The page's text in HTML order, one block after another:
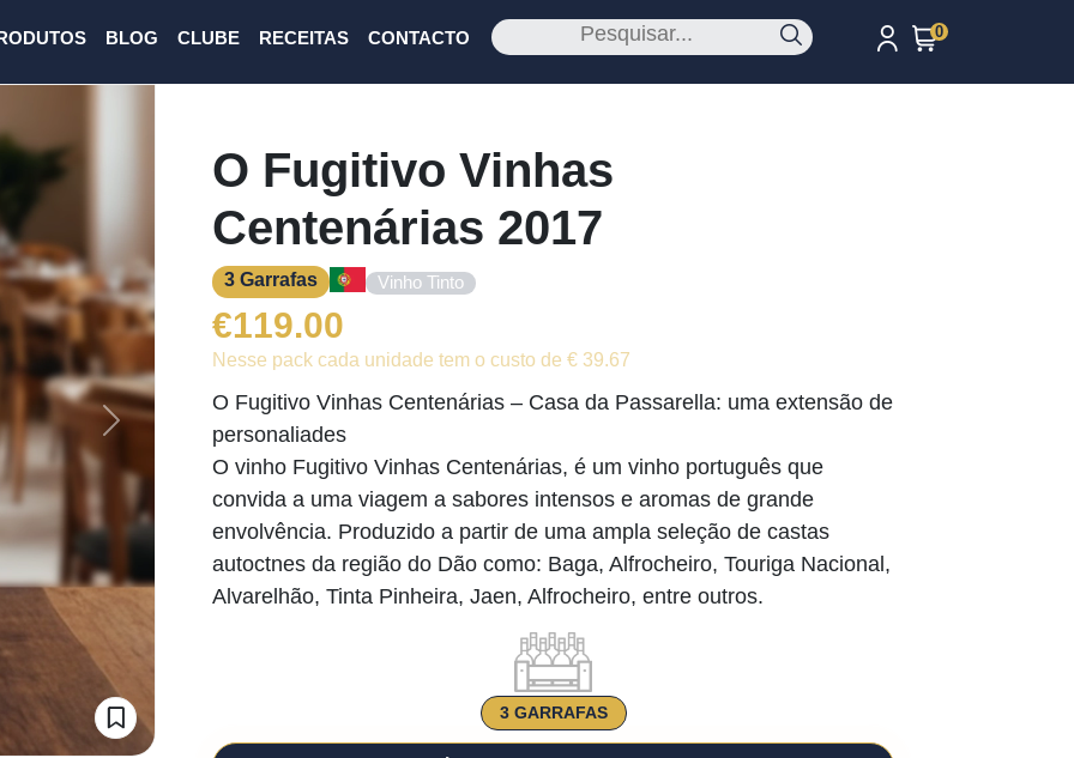
BLOG CLUBE RECEITAS CONTACTO 0
Next
O Fugitivo Vinhas
Centenárias 2017
3 Garrafas Vinho Tinto
€119.00
Nesse pack cada unidade tem o custo de € 39.67
O Fugitivo Vinhas Centenárias – Casa da Passarella: uma extensão de
personaliades
O vinho Fugitivo Vinhas Centenárias, é um vinho português que
convida a uma viagem a sabores intensos e aromas de grande
envolvência. Produzido a partir de uma ampla seleção de castas
autoctnes da região do Dão como: Baga, Alfrocheiro, Touriga Nacional,
Alvarelhão, Tinta Pinheira, Jaen, Alfrocheiro, entre outros.
3 GARRAFAS